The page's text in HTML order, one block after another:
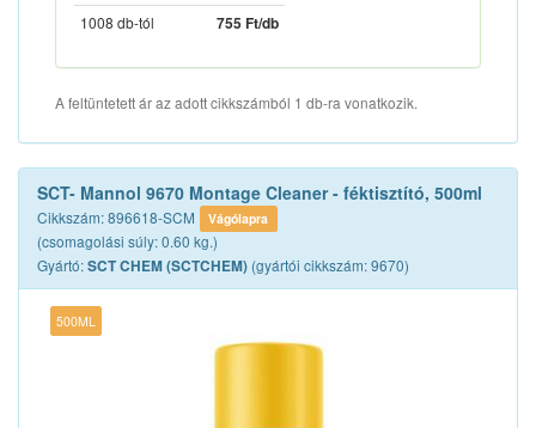
1008 db-tól 755 Ft/db
A feltüntetett ár az adott cikkszámból 1 db-ra vonatkozik.
SCT- Mannol 9670 Montage Cleaner - féktisztító, 500ml
Cikkszám: 896618-SCM Vágólapra
(csomagolási súly: 0.60 kg.)
Gyártó:SCT CHEM (SCTCHEM) (gyártói cikkszám: 9670)
500ML